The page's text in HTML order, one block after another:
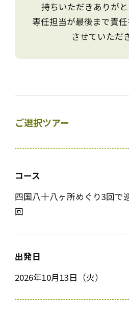
持ちいただきありがと
専任担当が最後まで責
させていただ
ご選択ツアー
コース
四国八十八ヶ所めぐり3回で
回
出発日
2026年10月13日（火）